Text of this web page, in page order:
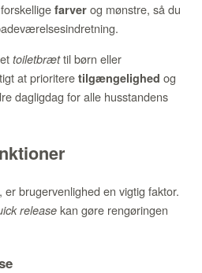
farver og mønstre, så du
toiletbrættil børn eller
at prioritere tilgængelighed og
dagligdag for alle husstandens
brugervenlighed en vigtig faktor.
release kan gøre rengøringen